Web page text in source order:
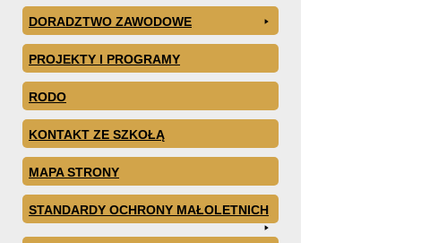
DORADZTWO ZAWODOWE
PROJEKTY I PROGRAMY
RODO
KONTAKT ZE SZKOŁĄ
MAPA STRONY
STANDARDY OCHRONY MAŁOLETNICH